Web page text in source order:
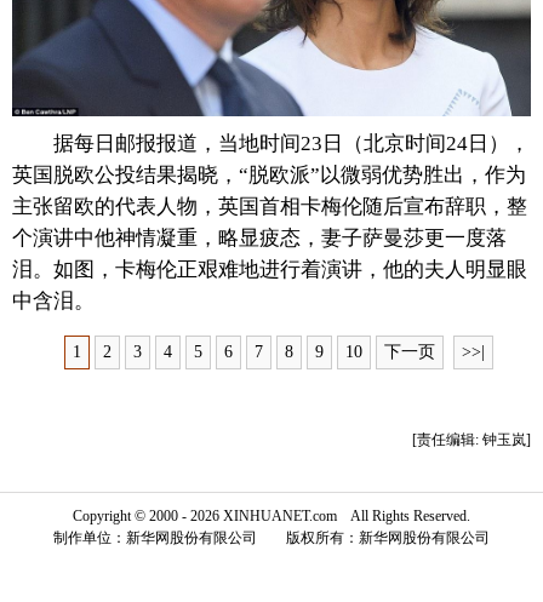
金融 公益 军事 无人机
摄影
新华电视中文 新华电视英文 返回PC
据每日邮报报道，当地时间23日（北京时间24日），
英国 脱欧公投结果揭晓，“脱欧派”以微弱优势胜出，作为
主张留欧的代表人物，英国首相卡梅伦随后宣布辞职，整
个演讲中他神情凝重，略显疲态，妻子萨曼莎更一度落
泪。如图，卡梅伦正艰难地进行着演讲，他的夫人明显眼
中含泪。
1 2 3 4 5 6 7 8 9 10 下一页 >>|
[责任编辑: 钟玉岚]
Copyright © 2000 - 2026 XINHUANET.com All Rights Reserved.
制作单位：新华网股份有限公司 版权所有：新华网股份有限公司